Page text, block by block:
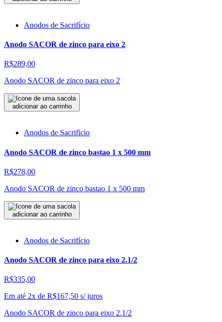
Anodos de Sacrifício
Anodo SACOR de zinco para eixo 2
R$289,00
Anodo SACOR de zinco para eixo 2
adicionar ao carrinho
Anodos de Sacrifício
Anodo SACOR de zinco bastao 1 x 500 mm
R$278,00
Anodo SACOR de zinco bastao 1 x 500 mm
adicionar ao carrinho
Anodos de Sacrifício
Anodo SACOR de zinco para eixo 2.1/2
R$335,00
Em até 2x de R$167,50 s/ juros
Anodo SACOR de zinco para eixo 2.1/2